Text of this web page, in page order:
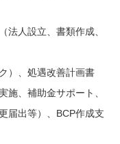
法人設立、書類作成、
）、処遇改善計画書
施、補助金サポート、
届出等）、BCP作成支